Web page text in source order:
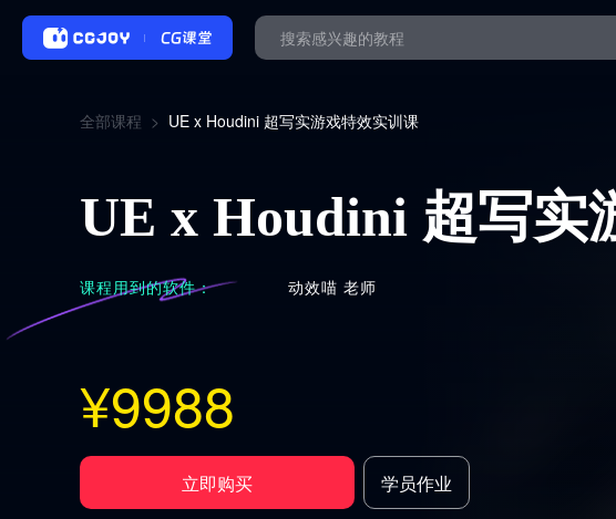
全部课程 > UE x Houdini 超写实游戏特效实训课
UE x Houdini 超写实
课程用到的软件： 动效喵 老师
¥9988
立即购买 学员作业